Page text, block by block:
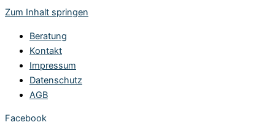
Zum Inhalt springen
Beratung
Kontakt
Impressum
Datenschutz
AGB
Facebook